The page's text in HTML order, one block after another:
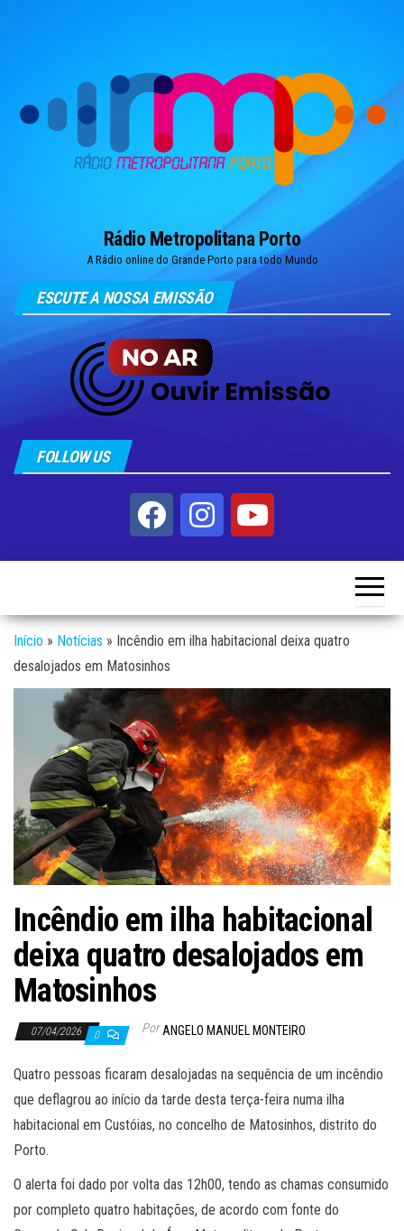
Rádio Metropolitana Porto
A Rádio online do Grande Porto para todo Mundo
ESCUTE A NOSSA EMISSÃO
FOLLOW US
Início » Notícias » Incêndio em ilha habitacional deixa quatro
desalojados em Matosinhos
Incêndio em ilha habitacional
deixa quatro desalojados em
Matosinhos
07/04/2026 0 Por ANGELO MANUEL MONTEIRO
Quatro pessoas ficaram desalojadas na sequência de um incêndio
que deflagrou ao início da tarde desta terça-feira numa ilha
habitacional em Custóias, no concelho de Matosinhos, distrito do
Porto.
O alerta foi dado por volta das 12h00, tendo as chamas consumido
por completo quatro habitações, de acordo com fonte do